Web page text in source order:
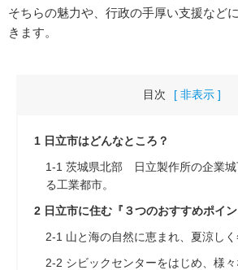
そちらの魅力や、行政の手厚い支援など
きます。
目次 [ 非表示 ]
1 日立市はどんなところ？
1-1 茨城県北部 日立製作所の企業城
る工業都市。
2 日立市に住む『３つのおすすめポイン
2-1 山と海の自然に恵まれ、夏涼し
2-2 シビックセンターをはじめ、様